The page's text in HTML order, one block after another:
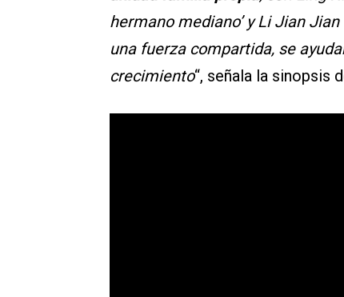
hermano mediano’ y Li Jian
una fuerza compartida, se
crecimiento“, señala la sinopsis